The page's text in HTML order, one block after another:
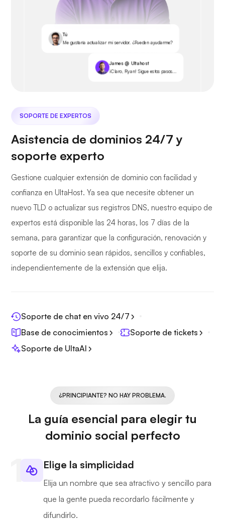
Tú
Me gustaría actualizar mi servidor. ¿Pueden ayudarme?
James @ Ultahost
¡Claro, Ryan! Sigue estos pasos...
SOPORTE DE EXPERTOS
Asistencia de dominios 24/7 y
soporte experto
Gestione cualquier extensión de dominio con facilidad y
confianza en UltaHost. Ya sea que necesite obtener un
nuevo TLD o actualizar sus registros DNS, nuestro equipo de
expertos está disponible las 24 horas, los 7 días de la
semana, para garantizar que la configuración, renovación y
soporte de su dominio sean rápidos, sencillos y confiables,
independientemente de la extensión que elija.
Soporte de chat en vivo 24/7
Base de conocimientos
Soporte de tickets
Soporte de UltaAI
¿PRINCIPIANTE? NO HAY PROBLEMA.
La guía esencial para elegir tu
dominio social perfecto
Elige la simplicidad
Elija un nombre que sea atractivo y sencillo para
que la gente pueda recordarlo fácilmente y
difundirlo.